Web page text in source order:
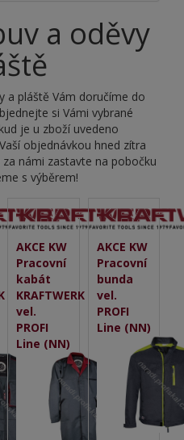
a oděvy
a pláště Vám doručíme do
si Vámi vybrané
je u zboží uvedeno
objednávkou hned zítra
námi zastavte na pobočku
s výběrem!
AKCE KW
Pracovní
kabát
KRAFTWERK
vel.
PROFI
Line (NN)
AKCE KW
Pracovní
bunda
vel.
PROFI
Line (NN)